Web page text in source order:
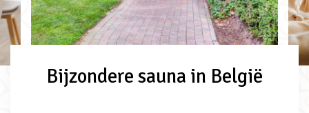
Bijzondere sauna in België